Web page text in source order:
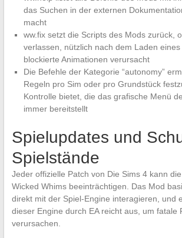
das Suchen in der externen
macht
ww.fix setzt die Scripts des Mods zurück,
verlassen, nützlich nach dem Laden
blockierte Animationen verursacht
Die Befehle der Kategorie “autonomy”
Regeln pro Sim oder pro Grundstück
Kontrolle bietet, die das grafische Menü
immer bereitstellt
Spielupdates und
Spielstände
Jeder offizielle Patch von Die Sims 4 kann
Wicked Whims beeinträchtigen. Das Mod
direkt mit der Spiel-Engine interagieren, und
dieser Engine durch EA reicht aus, um fatale
verursachen.